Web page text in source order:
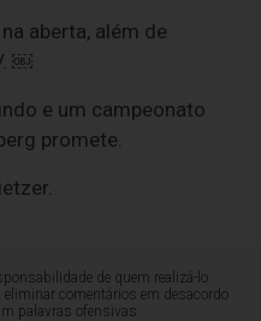
aberta, além de
￼
e um campeonato
promete.
de quem realizá-lo.
eliminar comentários em desacordo
palavras ofensivas.